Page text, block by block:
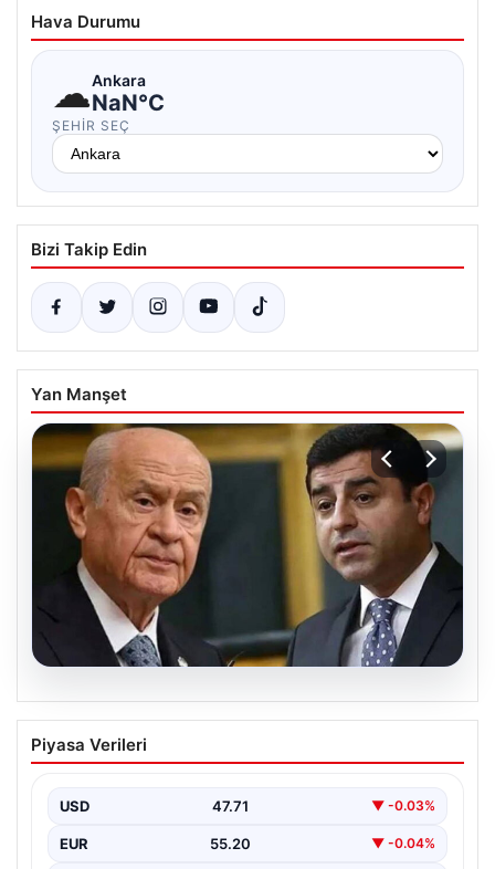
Hava Durumu
☁Ankara
NaN°C
ŞEHIR SEÇ
Bizi Takip Edin
Yan Manşet
Çerçeve yasa kabul edilmişti: Bahçeli
‘evine dönmeli’ demişti… Yılmaz’dan
{ “title”: “Çerçeve Yasa Tartışmaları ve Yılmaz’dan Kritik
Piyasa Verileri
USD 47.71 ▼ -0.03%
EUR 55.20 ▼ -0.04%